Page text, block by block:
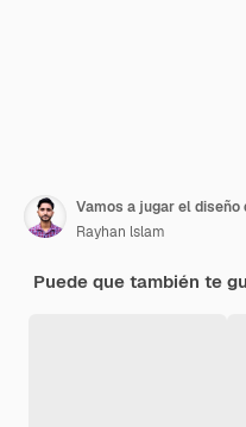
Vamos a jugar el
Rayhan lslam
Puede que también te